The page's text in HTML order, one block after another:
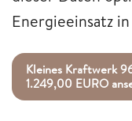
Energieeinsatz
Kleines Kraftwerk
1.249,00 EURO